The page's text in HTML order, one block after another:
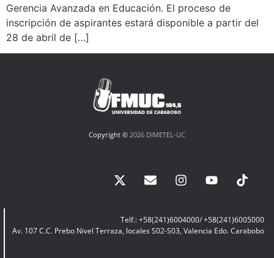
Gerencia Avanzada en Educación. El proceso de
inscripción de aspirantes estará disponible a partir del
28 de abril de […]
Copyright © 2026 DIMETEL-UC
Telf.: +58(241)6004000/ +58(241)6005000
Av. 107 C.C. Prebo Nivel Terraza, locales S02-S03, Valencia Edo. Carabobo